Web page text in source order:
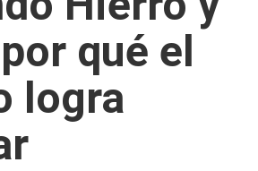
qué el
logra